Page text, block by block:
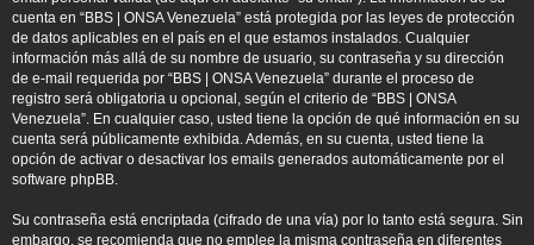
cuenta en “BBS | ONSA Venezuela” está protegida por las leyes de protección
de datos aplicables en el país en el que estamos instalados. Cualquier
información más allá de su nombre de usuario, su contraseña y su dirección
de e-mail requerida por “BBS | ONSA Venezuela” durante el proceso de
registro será obligatoria u opcional, según el criterio de “BBS | ONSA
Venezuela”. En cualquier caso, usted tiene la opción de qué información en su
cuenta será públicamente exhibida. Además, en su cuenta, usted tiene la
opción de activar o desactivar los emails generados automáticamente por el
software phpBB.
Su contraseña está encriptada (cifrado de una vía) por lo tanto está segura. Sin
embargo, se recomienda que no emplee la misma contraseña en diferentes